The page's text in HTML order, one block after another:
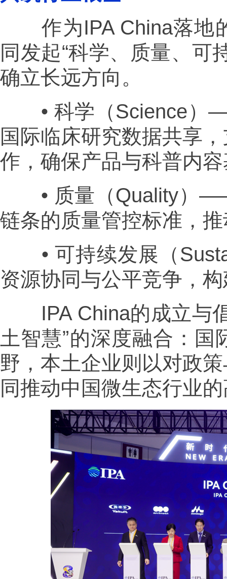
作为IPA China落地
同发起“科学、质量、可
确立长远方向。
• 科学（Science）
国际临床研究数据共享
作，确保产品与科普内
• 质量（Quality）——
链条的质量管控标准，
• 可持续发展（
资源协同与公平竞争，
IPA China的成立与倡
土智慧”的深度融合：
野，本土企业则以对政
同推动中国微生态行业